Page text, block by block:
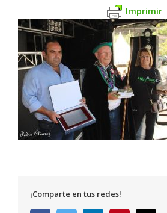
Imprimir
¡Comparte en tus redes!